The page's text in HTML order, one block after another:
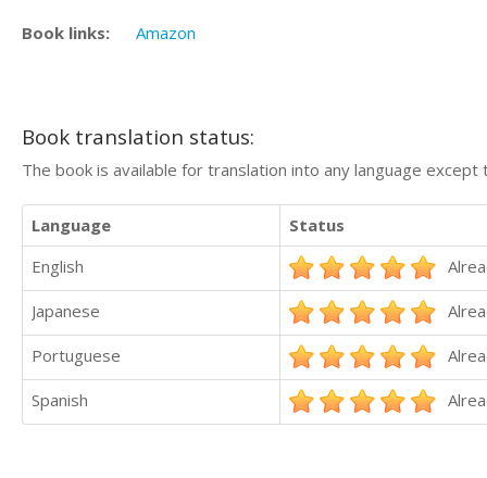
Book links: Amazon
Book translation status:
The book is available for translation into any language
Language
Status
English
Japanese
Portuguese
Spanish